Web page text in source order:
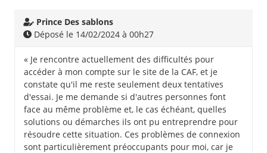
Prince Des sablons
Déposé le 14/02/2024 à 00h27
« Je rencontre actuellement des difficultés pour
accéder à mon compte sur le site de la CAF, et je
constate qu'il me reste seulement deux tentatives
d'essai. Je me demande si d'autres personnes font
face au même problème et, le cas échéant, quelles
solutions ou démarches ils ont pu entreprendre pour
résoudre cette situation. Ces problèmes de connexion
sont particulièrement préoccupants pour moi, car je